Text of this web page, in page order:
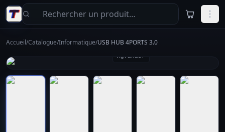
Aller au contenu principal
Accueil/Catalogue/Informatique/USB HUB 4PORTS 3.0
Agrandir